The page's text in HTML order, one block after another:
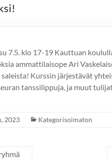
7.5. klo 17-19 Kauttuan
ammattilaisope Ari
Kurssin järjestävät
tanssilippuja, ja muut
2023 Kategorisoimaton